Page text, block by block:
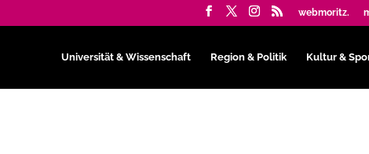
webmoritz.
Universität & Wissenschaft Region & Politik Kultur &